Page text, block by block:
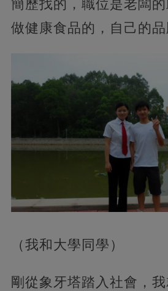
簡歷找的，職位是老闆
做健康食品的，自己的品
（我和大學同學）
剛從象牙塔踏入社會，